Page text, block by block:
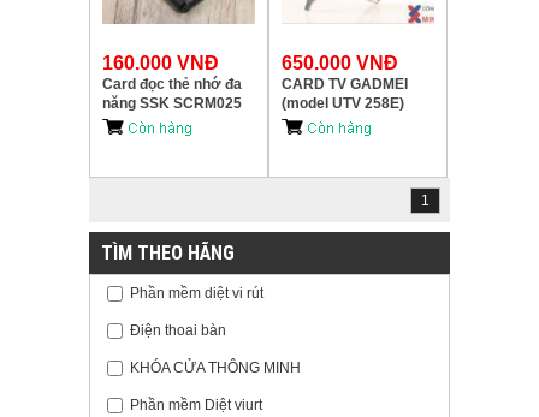
160.000 VNĐ
Card đọc thẻ nhớ đa
năng SSK SCRM025
Card Reader III – Hỗ
650.000 VNĐ
CARD TV GADMEI
(model UTV 258E)
chuẩn ,giá rẻ.
1
TÌM THEO HÃNG
Phần mềm diệt vi rút
Điện thoai bàn
KHÓA CỬA THÔNG MINH
Phần mềm Diệt viurt